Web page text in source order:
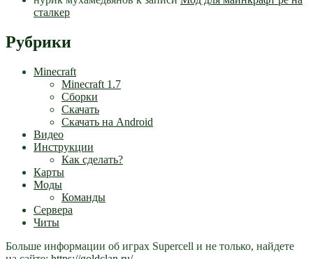
сталкер
Рубрики
Minecraft
Minecraft 1.7
Сборки
Скачать
Скачать на Android
Видео
Инструкции
Как сделать?
Карты
Моды
Команды
Сервера
Читы
Больше информации об играх Supercell и не только, найдете